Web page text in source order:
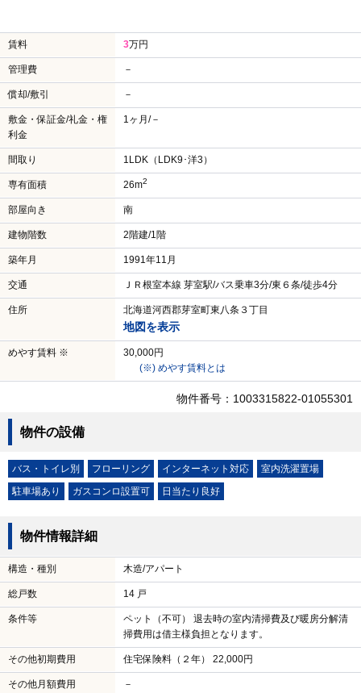
賃料 3万円
管理費 －
償却/敷引 －
敷金・保証金/礼金・権
利金
1ヶ月/－
間取り 1LDK（LDK9･洋3）
専有面積 26m2
部屋向き 南
建物階数 2階建/1階
築年月 1991年11月
交通 ＪＲ根室本線 芽室駅/バス乗車3分/東６条/徒歩4分
住所 北海道河西郡芽室町東八条３丁目
地図を表示
めやす賃料 ※
30,000円
(※) めやす賃料とは
物件番号：1003315822-01055301
物件の設備
バス・トイレ別 フローリング インターネット対応
室内洗濯置場
駐車場あり
ガスコンロ設置可 日当たり良好
物件情報詳細
構造・種別 木造/アパート
総戸数 14 戸
条件等
ペット（不可） 退去時の室内清掃費及び暖房分解清
掃費用は借主様負担となります。
その他初期費用 住宅保険料（２年） 22,000円
その他月額費用 －